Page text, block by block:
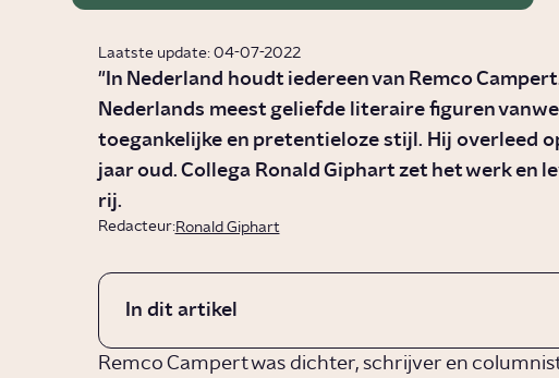
Laatste update: 04-07-2022
"In Nederland houdt iedereen van Remco
Nederlands meest geliefde literaire figuren
toegankelijke en pretentieloze stijl. Hij overleed
jaar oud. Collega Ronald Giphart zet het werk en
rij.
Redacteur:Ronald Giphart
In dit artikel
Remco Campert was dichter, schrijver en